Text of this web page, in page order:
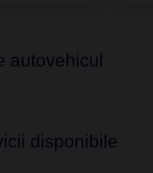
autovehicul
disponibile